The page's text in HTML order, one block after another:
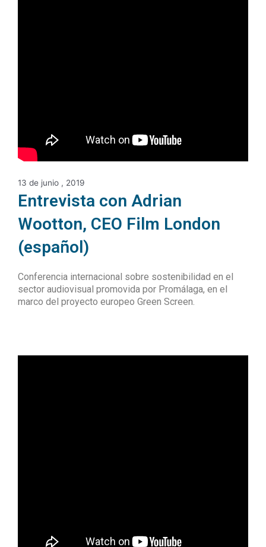
13 de junio , 2019
Entrevista con Adrian
Wootton, CEO Film London
(español)
Conferencia internacional sobre sostenibilidad en el
sector audiovisual promovida por Promálaga, en el
marco del proyecto europeo Green Screen.